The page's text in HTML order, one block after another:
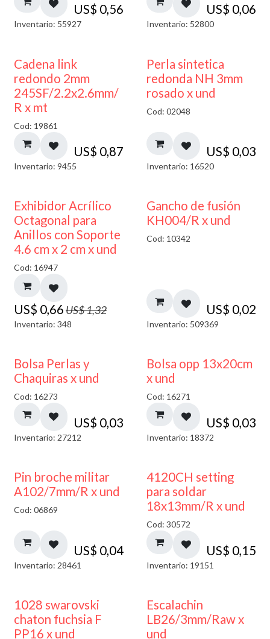
US$ 0,56
Inventario: 55927
US$ 0,06
Inventario: 52800
Cadena link
redondo 2mm
245SF/2.2x2.6mm/
R x mt
Cod: 19861
US$ 0,87
Inventario: 9455
Perla sintetica
redonda NH 3mm
rosado x und
Cod: 02048
US$ 0,03
Inventario: 16520
50% DESCUENTO
Exhibidor Acrílico
Octagonal para
Anillos con Soporte
4.6 cm x 2 cm x und
Cod: 16947
US$ 0,66US$1,32
Inventario: 348
Gancho de fusión
KH004/R x und
Cod: 10342
US$ 0,02
Inventario: 509369
Bolsa Perlas y
Chaquiras x und
Cod: 16273
US$ 0,03
Inventario: 27212
Bolsa opp 13x20cm
x und
Cod: 16271
US$ 0,03
Inventario: 18372
Pin broche militar
A102/7mm/R x und
Cod: 06869
US$ 0,04
Inventario: 28461
4120CH setting
para soldar
18x13mm/R x und
Cod: 30572
US$ 0,15
Inventario: 19151
1028 swarovski
chaton fuchsia F
PP16 x und
Escalachin
LB26/3mm/Raw x
und